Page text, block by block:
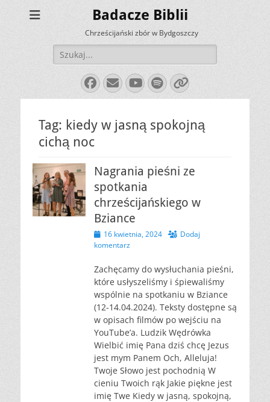
Badacze Biblii
Chrześcijański zbór w Bydgoszczy
Szukaj:
Facebook
E-
mail
YouTube
Spotify
Link
Tag: kiedy w jasną spokojną
cichą noc
Nagrania pieśni ze
spotkania
chrześcijańskiego w
Bziance
Opublikowano
16 kwietnia, 2024
Dodaj
komentarz
Zachęcamy do wysłuchania pieśni,
które usłyszeliśmy i śpiewaliśmy
wspólnie na spotkaniu w Bziance
(12-14.04.2024). Teksty dostępne są
w opisach filmów po wejściu na
YouTube’a. Ludzik Wędrówka
Wielbić imię Pana dziś chcę Jezus
jest mym Panem Och, Alleluja!
Twoje Słowo jest pochodnią W
cieniu Twoich rąk Jakie piękne jest
imię Twe Kiedy w jasną, spokojną,